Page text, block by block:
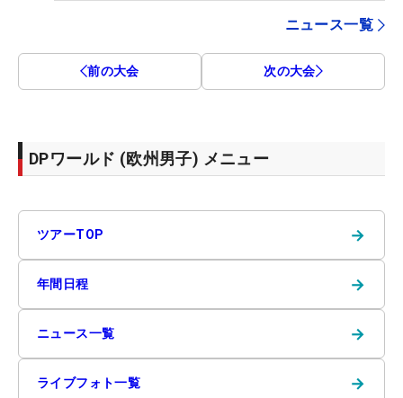
ニュース一覧
前の大会 次の大会
DPワールド (欧州男子) メニュー
ツアーTOP →
年間日程 →
ニュース一覧 →
ライブフォト一覧 →